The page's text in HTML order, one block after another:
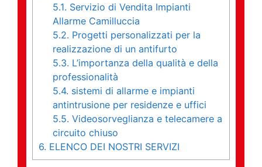
5.1. Servizio di Vendita Impianti
Allarme Camilluccia
5.2. Progetti personalizzati per la
realizzazione di un antifurto
5.3. L’importanza della qualità e della
professionalità
5.4. sistemi di allarme e impianti
antintrusione per residenze e uffici
5.5. Videosorveglianza e telecamere a
circuito chiuso
6. ELENCO DEI NOSTRI SERVIZI